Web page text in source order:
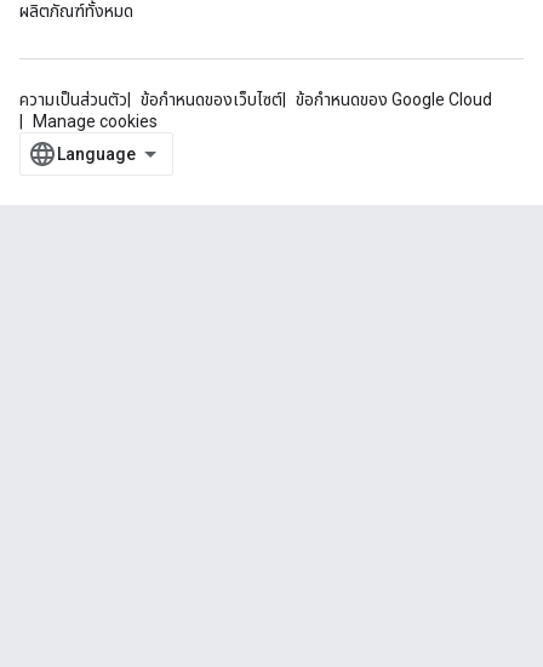
ผลิตภัณฑ์ทั้งหมด
ความเป็นส่วนตัว ข้อกำหนดของเว็บไซต์
ข้อกำหนดของ Google Cloud
Manage cookies